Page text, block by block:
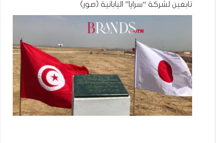
تابعين لشركة “سرايا” اليابانية (صور)